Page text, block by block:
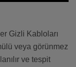
Gizli Kabloları
veya görünmez
ve tespit